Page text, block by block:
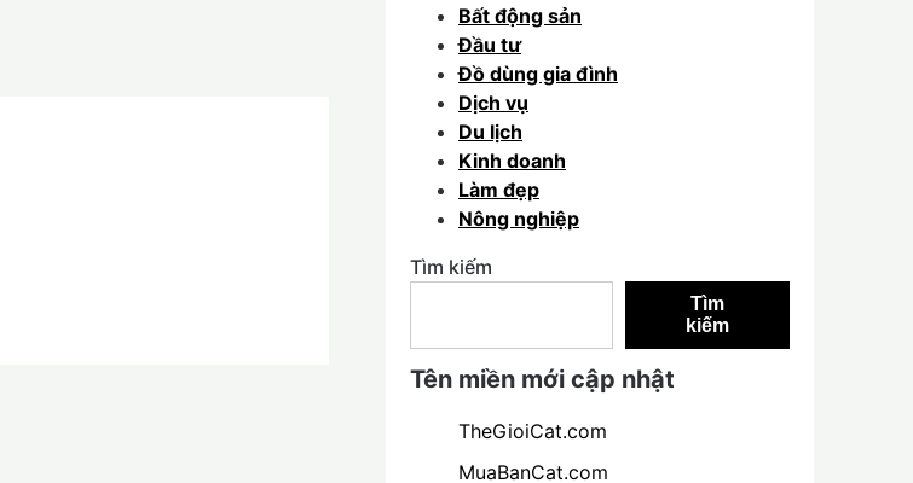
Bất động sản
Đầu tư
Đồ dùng gia đình
Dịch vụ
Du lịch
Kinh doanh
Làm đẹp
Nông nghiệp
Tìm kiếm
Tìm
kiếm
Tên miền mới cập nhật
TheGioiCat.com
MuaBanCat.com